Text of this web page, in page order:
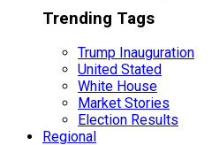
Trending Tags
Trump Inauguration
United Stated
White House
Market Stories
Election Results
Regional